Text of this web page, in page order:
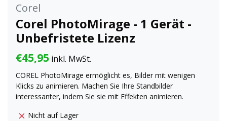
Corel
Corel PhotoMirage - 1 Gerät -
Unbefristete Lizenz
€45,95 inkl. MwSt.
COREL PhotoMirage ermöglicht es, Bilder mit wenigen
Klicks zu animieren. Machen Sie Ihre Standbilder
interessanter, indem Sie sie mit Effekten animieren.
Nicht auf Lager